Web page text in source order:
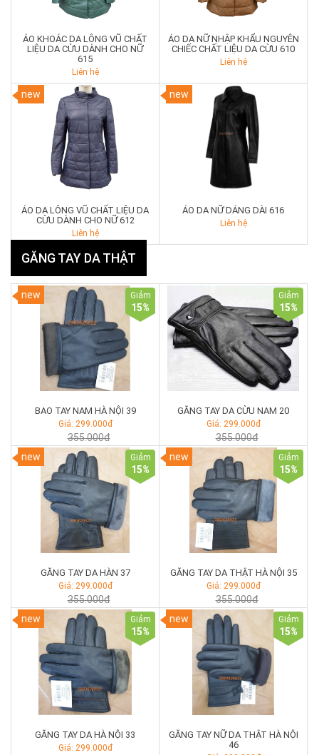
ÁO KHOÁC DA LÔNG VŨ CHẤT
LIỆU DA CỪU DÀNH CHO NỮ
615
Liên hệ
ÁO DA NỮ NHẬP KHẨU NGUYÊN
CHIẾC CHẤT LIỆU DA CỪU 610
Liên hệ
new
ÁO DA LÔNG VŨ CHẤT LIỆU DA
CỪU DÀNH CHO NỮ 612
Liên hệ
new
ÁO DA NỮ DÁNG DÀI 616
Liên hệ
GĂNG TAY DA THẬT
new Giảm
15%
BAO TAY NAM HÀ NỘI 39
Giá: 299.000đ
355.000đ
Giảm
15%
GĂNG TAY DA CỪU NAM 20
Giá: 299.000đ
355.000đ
new
Giảm
15%
GĂNG TAY DA HÀN 37
Giá: 299.000đ
355.000đ
new Giảm
15%
GĂNG TAY DA THẬT HÀ NỘI 35
Giá: 299.000đ
355.000đ
new
Giảm
15%
GĂNG TAY DA HÀ NỘI 33
Giá: 299.000đ
new Giảm
15%
GĂNG TAY NỮ DA THẬT HÀ NỘI
46